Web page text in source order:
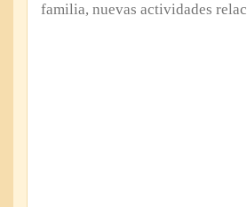
familia, nuevas actividades